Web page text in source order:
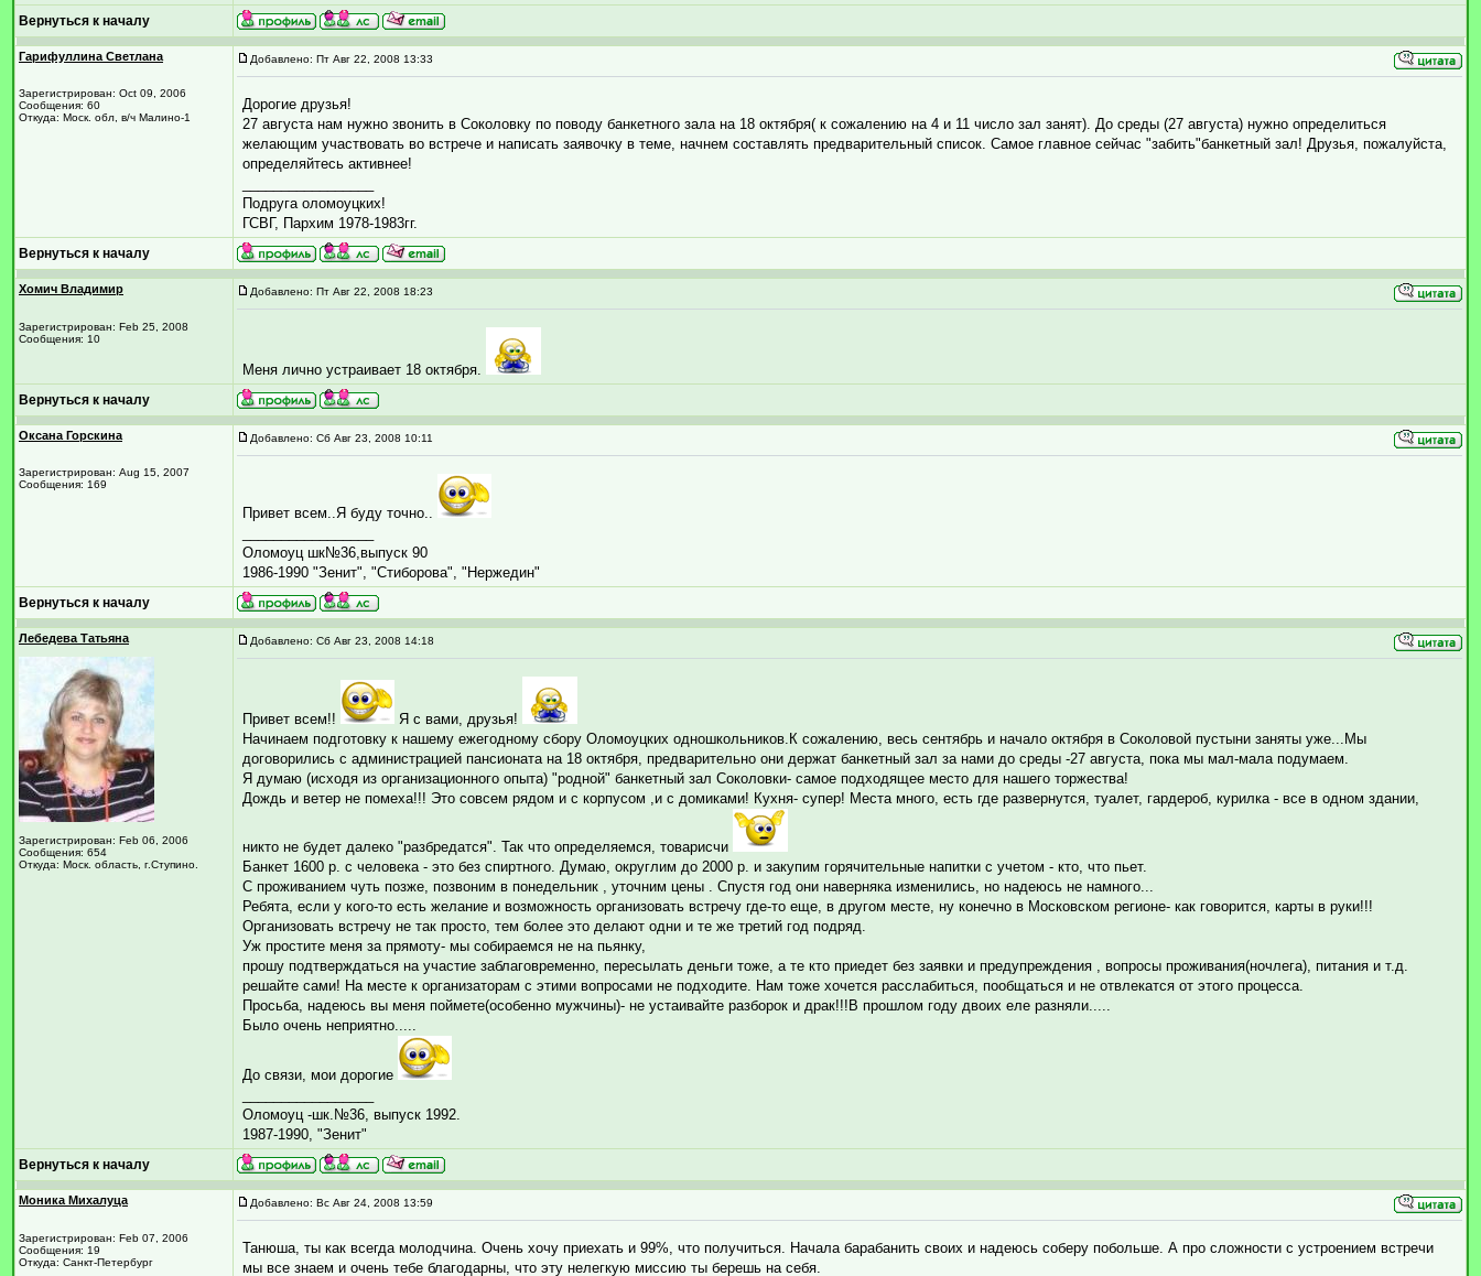
Вернуться к началу
Гарифуллина Светлана
Зарегистрирован: Oct 09, 2006
Сообщения: 60
Откуда: Моск. обл, в/ч Малино-1
Добавлено: Пт Авг 22, 2008 13:33
Дорогие друзья!
27 августа нам нужно звонить в Соколовку по поводу банкетного зала на 18 октября( к сожалению на 4 и 11 число зал занят). До среды (27 августа) нужно определиться
желающим участвовать во встрече и написать заявочку в теме, начнем составлять предварительный список. Самое главное сейчас "забить"банкетный зал! Друзья, пожалуйста,
определяйтесь активнее!
Подруга оломоуцких!
ГСВГ, Пархим 1978-1983гг.
Вернуться к началу
Хомич Владимир
Зарегистрирован: Feb 25, 2008
Сообщения: 10
Добавлено: Пт Авг 22, 2008 18:23
Меня лично устраивает 18 октября.
Вернуться к началу
Оксана Горскина
Зарегистрирован: Aug 15, 2007
Сообщения: 169
Добавлено: Сб Авг 23, 2008 10:11
Привет всем..Я буду точно..
Оломоуц шк№36,выпуск 90
1986-1990 "Зенит", "Стиборова", "Нержедин"
Вернуться к началу
Лебедева Татьяна
Зарегистрирован: Feb 06, 2006
Сообщения: 654
Откуда: Моск. область, г.Ступино.
Добавлено: Сб Авг 23, 2008 14:18
Привет всем!!
Я с вами, друзья!
Начинаем подготовку к нашему ежегодному сбору Оломоуцких одношкольников.К сожалению, весь сентябрь и начало октября в Соколовой пустыни заняты уже...Мы
договорились с администрацией пансионата на 18 октября, предварительно они держат банкетный зал за нами до среды -27 августа, пока мы мал-мала подумаем.
Я думаю (исходя из организационного опыта) "родной" банкетный зал Соколовки- самое подходящее место для нашего торжества!
Дождь и ветер не помеха!!! Это совсем рядом и с корпусом ,и с домиками! Кухня- супер! Места много, есть где развернутся, туалет, гардероб, курилка - все в одном здании,
никто не будет далеко "разбредатся". Так что определяемся, товарисчи
Банкет 1600 р. с человека - это без спиртного. Думаю, округлим до 2000 р. и закупим горячительные напитки с учетом - кто, что пьет.
С проживанием чуть позже, позвоним в понедельник , уточним цены . Спустя год они наверняка изменились, но надеюсь не намного...
Ребята, если у кого-то есть желание и возможность организовать встречу где-то еще, в другом месте, ну конечно в Московском регионе- как говорится, карты в руки!!!
Организовать встречу не так просто, тем более это делают одни и те же третий год подряд.
Уж простите меня за прямоту- мы собираемся не на пьянку,
прошу подтверждаться на участие заблаговременно, пересылать деньги тоже, а те кто приедет без заявки и предупреждения , вопросы проживания(ночлега), питания и т.д.
решайте сами! На месте к организаторам с этими вопросами не подходите. Нам тоже хочется расслабиться, пообщаться и не отвлекатся от этого процесса.
Просьба, надеюсь вы меня поймете(особенно мужчины)- не устаивайте разборок и драк!!!В прошлом году двоих еле разняли.....
Было очень неприятно.....
До связи, мои дорогие
Оломоуц -шк.№36, выпуск 1992.
1987-1990, "Зенит"
Вернуться к началу
Моника Михалуца
Зарегистрирован: Feb 07, 2006
Сообщения: 19
Откуда: Санкт-Петербург
Добавлено: Вс Авг 24, 2008 13:59
Танюша, ты как всегда молодчина. Очень хочу приехать и 99%, что получиться. Начала барабанить своих и надеюсь соберу побольше. А про сложности с устроением встречи
мы все знаем и очень тебе благодарны, что эту нелегкую миссию ты берешь на себя.